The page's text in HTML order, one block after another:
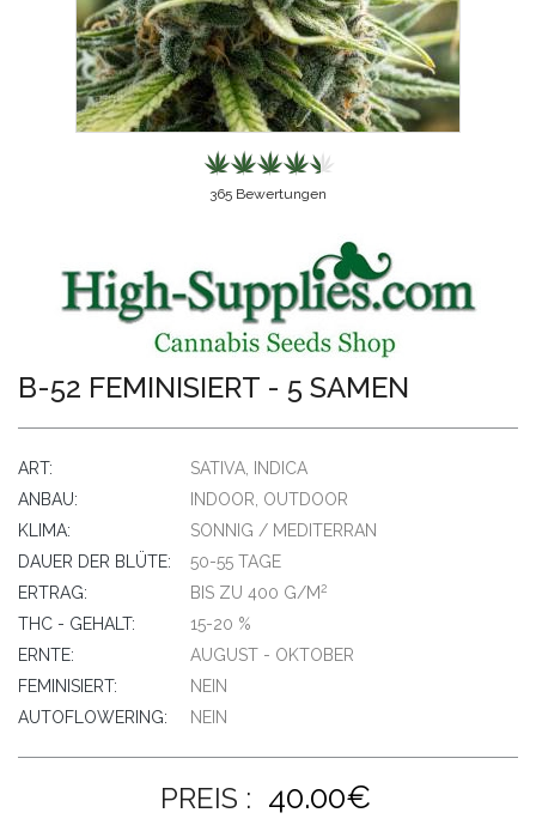
365 Bewertungen
B-52 FEMINISIERT - 5 SAMEN
ART:
SATIVA, INDICA
ANBAU:
INDOOR, OUTDOOR
KLIMA:
SONNIG / MEDITERRAN
DAUER DER BLÜTE:
50-55 TAGE
ERTRAG:
BIS ZU 400 G/M2
THC - GEHALT:
15-20 %
ERNTE:
AUGUST - OKTOBER
FEMINISIERT:
NEIN
AUTOFLOWERING:
NEIN
PREIS : 40.00€